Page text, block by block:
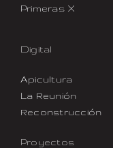
Primeras X
Digital
Apicultura
La Reunión
Reconstrucción
Proyectos